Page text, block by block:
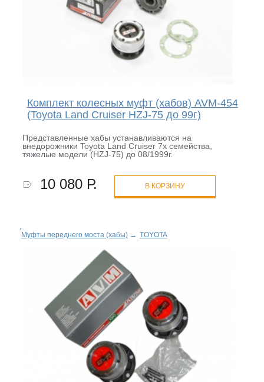
Комплект колесных муфт (хабов) AVM-454
(Toyota Land Cruiser HZJ-75 до 99г)
Представленные хабы устанавливаются на
внедорожники Toyota Land Cruiser 7x семейства,
тяжелые модели (HZJ-75) до 08/1999г.
10 080 Р. В КОРЗИНУ
Муфты переднего моста (хабы)→ TOYOTA